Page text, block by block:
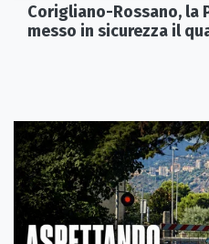
Corigliano-Rossano, la
messo in sicurezza il